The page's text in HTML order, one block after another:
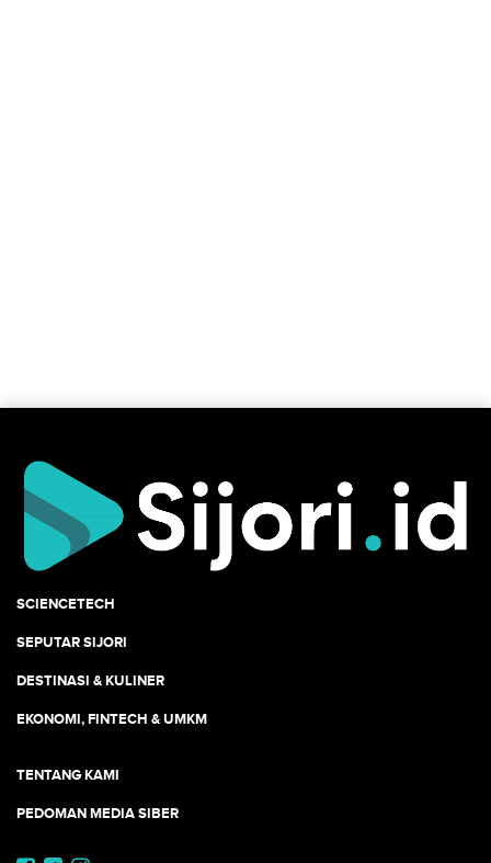
SCIENCETECH
SEPUTAR SIJORI
DESTINASI & KULINER
EKONOMI, FINTECH & UMKM
TENTANG KAMI
PEDOMAN MEDIA SIBER